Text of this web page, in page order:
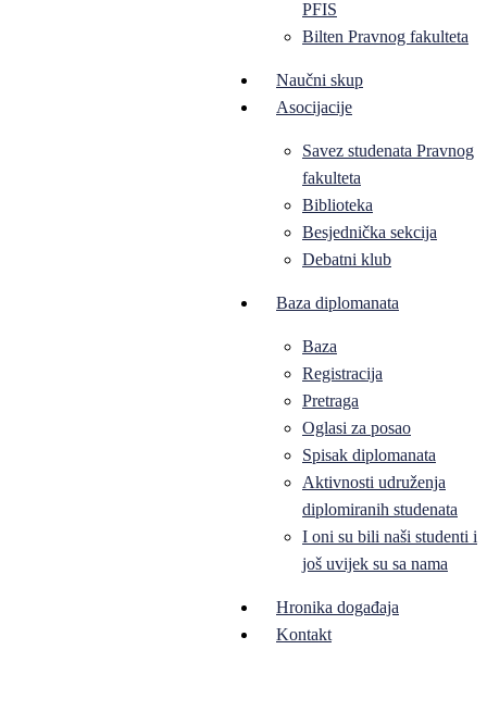
PFIS
Bilten Pravnog fakulteta
Naučni skup
Asocijacije
Savez studenata Pravnog
fakulteta
Biblioteka
Besjednička sekcija
Debatni klub
Baza diplomanata
Baza
Registracija
Pretraga
Oglasi za posao
Spisak diplomanata
Aktivnosti udruženja
diplomiranih studenata
I oni su bili naši studenti i
još uvijek su sa nama
Hronika događaja
Kontakt